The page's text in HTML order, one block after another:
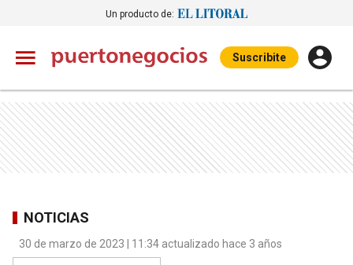
Un producto de:
Suscribite
NOTICIAS
30 de marzo de 2023 | 11:34 actualizado hace 3 años